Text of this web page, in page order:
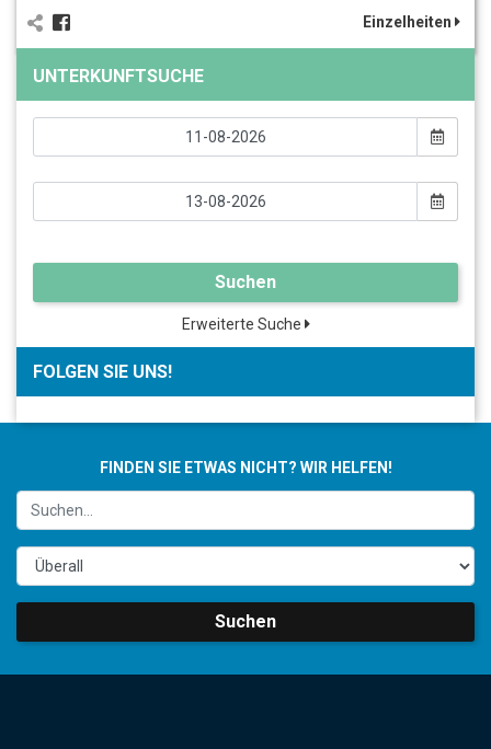
Einzelheiten
UNTERKUNFTSUCHE
Suchen
Erweiterte Suche
FOLGEN SIE UNS!
FINDEN SIE ETWAS NICHT? WIR HELFEN!
Suchen